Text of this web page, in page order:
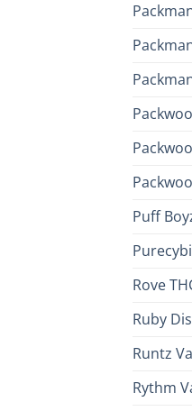
Puff
Rove
Ruby
Runtz
Rythm